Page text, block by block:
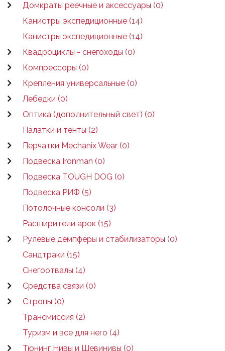
Домкраты реечные и аксессуары (0)
Канистры экспедиционные (14)
Канистры экспедиционные (14)
Квадроциклы - снегоходы (0)
Компрессоры (0)
Крепления универсальные (0)
Лебедки (0)
Оптика (дополнительный свет) (0)
Палатки и тенты (2)
Перчатки Mechanix Wear (0)
Подвеска Ironman (0)
Подвеска TOUGH DOG (0)
Подвеска РИФ (5)
Потолочные консоли (3)
Расширители арок (15)
Рулевые демпферы и стабилизаторы (0)
Сандтраки (15)
Снегоотвалы (4)
Средства связи (0)
Стропы (0)
Трансмиссия (2)
Туризм и все для него (4)
Тюнинг Нивы и Шевинивы (0)